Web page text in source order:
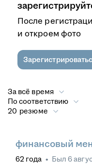
После
и откроем фото
За всё время
По соответствию
20 резюме
финансовый
62 года • Был 6